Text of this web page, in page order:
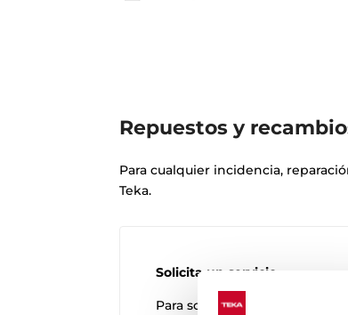
Repuestos y
Para cualquier incidencia,
Teka.
Solicita un servicio
Para solicitar un servicio